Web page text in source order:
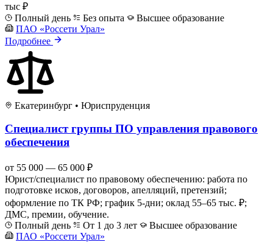
тыс ₽
Полный день
Без опыта
Высшее образование
ПАО «Россети Урал»
Подробнее
Екатеринбург • Юриспруденция
Специалист группы ПО управления правового
обеспечения
от 55 000 — 65 000 ₽
Юрист/специалист по правовому обеспечению: работа по
подготовке исков, договоров, апелляций, претензий;
оформление по ТК РФ; график 5-дни; оклад 55–65 тыс. ₽;
ДМС, премии, обучение.
Полный день
От 1 до 3 лет
Высшее образование
ПАО «Россети Урал»